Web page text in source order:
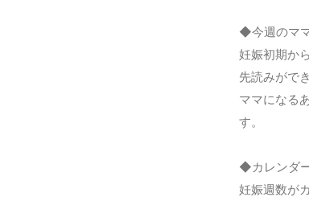
◆今週のマ
妊娠初期か
先読みがで
ママになる
す。
◆カレンダ
妊娠週数が